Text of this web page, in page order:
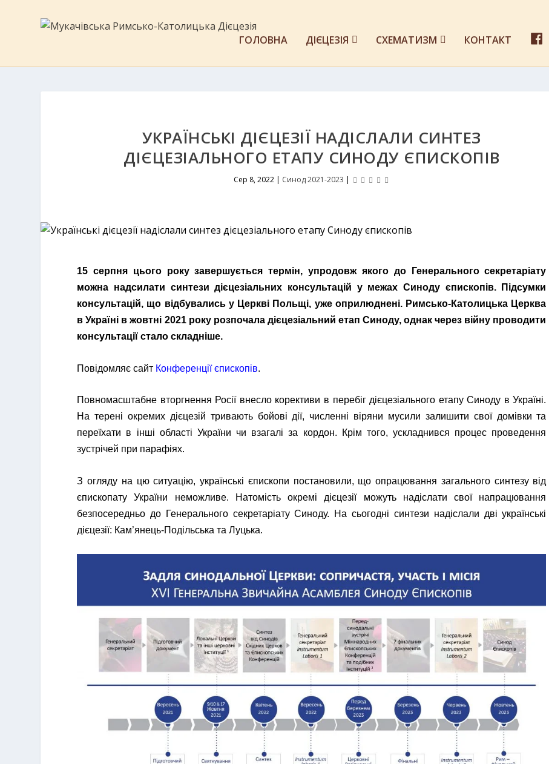
ГОЛОВНА ДІЄЦЕЗІЯ СХЕМАТИЗМ КОНТАКТ
E
УКРАЇНСЬКІ ДІЄЦЕЗІЇ НАДІСЛАЛИ СИНТЕЗ
ДІЄЦЕЗІАЛЬНОГО ЕТАПУ СИНОДУ ЄПИСКОПІВ
Сер 8, 2022 | Синод 2021-2023 |
15 серпня цього року завершується термін, упродовж якого до Генерального секретаріату
можна надсилати синтези дієцезіальних консультацій у межах Синоду єпископів. Підсумки
консультацій, що відбувались у Церкві Польщі, уже оприлюднені. Римсько-Католицька Церква
в Україні в жовтні 2021 року розпочала дієцезіальний етап Синоду, однак через війну проводити
консультації стало складніше.
Повідомляє сайт Конференції єпископів.
Повномасштабне вторгнення Росії внесло корективи в перебіг дієцезіального етапу Синоду в Україні.
На терені окремих дієцезій тривають бойові дії, численні віряни мусили залишити свої домівки та
переїхати в інші області України чи взагалі за кордон. Крім того, ускладнився процес проведення
зустрічей при парафіях.
З огляду на цю ситуацію, українські єпископи постановили, що опрацювання загального синтезу від
єпископату України неможливе. Натомість окремі дієцезії можуть надіслати свої напрацювання
безпосередньо до Генерального секретаріату Синоду. На сьогодні синтези надіслали дві українські
дієцезії: Кам’янець-Подільська та Луцька.